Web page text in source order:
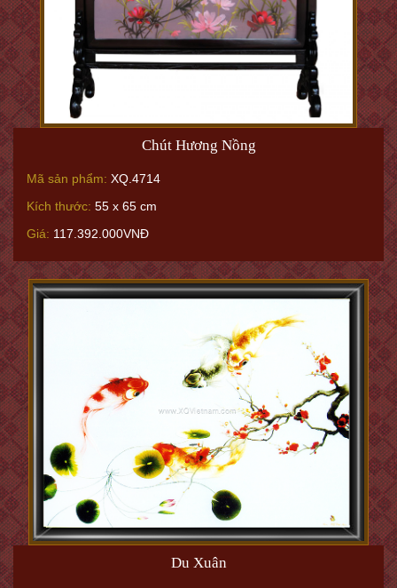
Chút Hương Nồng
Mã sản phẩm: XQ.4714
Kích thước: 55 x 65 cm
Giá: 117.392.000VNĐ
Du Xuân